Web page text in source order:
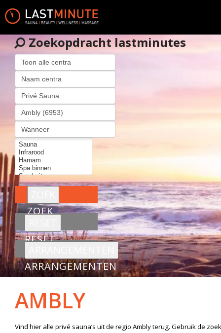
Zoekopdracht lastminutes
ZOEK
RESET
ARRANGEMENTEN
AMBLY
Vind hier alle privé sauna’s uit de regio Amblyterug. Gebruik de